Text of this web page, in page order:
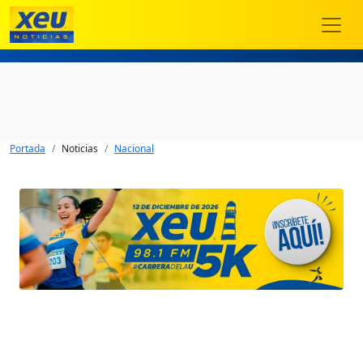
Portada Noticias Nacional